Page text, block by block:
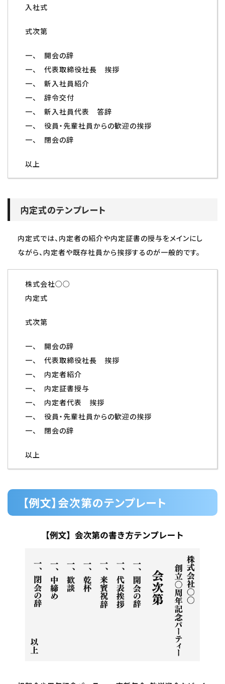
入社式
式次第
一、 開会の辞
一、 代表取締役社長 挨拶
一、 新入社員紹介
一、 辞令交付
一、 新入社員代表 答辞
一、 役員・先輩社員からの歓迎の挨拶
一、 閉会の辞
以上
内定式のテンプレート
内定式では、内定者の紹介や内定証書の授与をメインにし
ながら、内定者や既存社員から挨拶するのが一般的です。
株式会社○○
内定式
式次第
一、 開会の辞
一、 代表取締役社長 挨拶
一、 内定者紹介
一、 内定証書授与
一、 内定者代表 挨拶
一、 役員・先輩社員からの歓迎の挨拶
一、 閉会の辞
以上
【例文】会次第のテンプレート